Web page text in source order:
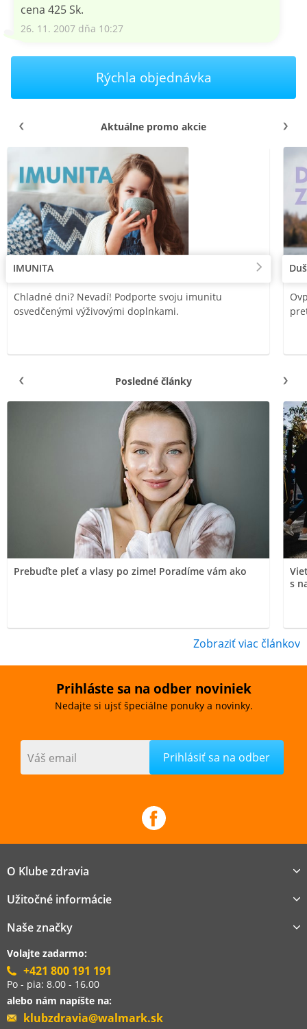
cena 425 Sk.
26. 11. 2007 dňa 10:27
Rýchla objednávka
Aktuálne promo akcie
IMUNITA
Chladné dni? Nevadí! Podporte svoju imunitu
osvedčenými výživovými doplnkami.
Posledné články
Prebuďte pleť a vlasy po zime! Poradíme vám ako
s
Zobraziť viac článkov
Prihláste sa na odber noviniek
Nedajte si ujsť špeciálne ponuky a novinky.
Váš email
O Klube zdravia
Užitočné informácie
Naše značky
Volajte zadarmo:
+421 800 191 191
Po - pia: 8.00 - 16.00
alebo nám napíšte na:
klubzdravia@walmark.sk